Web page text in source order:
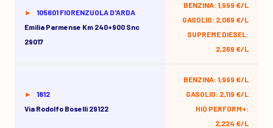
105601 FIORENZUOLA D'ARDA
Emilia Parmense Km 240+900 Snc
29017
BENZINA: 1,999 €/L
GASOLIO: 2,069 €/L
SUPREME DIESEL:
2,269 €/L
1812
Via Rodolfo Boselli 29122
BENZINA: 1,999 €/L
GASOLIO: 2,119 €/L
HIQ PERFORM+:
2,224 €/L